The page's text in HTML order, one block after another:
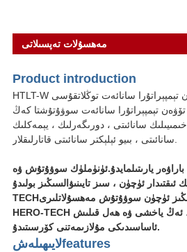
مەھسۇلات تەپسىلاتى
Product introduction
HTLT-W سۇ سوۋۇتۇلغان تۆۋەن تېمپېراتۇرا سانائەت توڭلاتقۇسى
تۆۋەن تېمپېراتۇرا سانائەت سوۋۇتۇشتا كەڭ
سانائىتى ، دورىگەرلىك ، يېمەكلىك
سانائىتى ، بىيو ئېلېكتر سانائىتى قاتارلىقلار.
يارىتىلمايدۇ.ئۈنۈملۈك سوۋۇتۇش ۋە
ئىقتىدار ئۈچۈن ، سىز تايىنىۋالسىڭىز بولىدۇ
TECH
HERO-TECH ھەمىشە لاياقەتلىك ، ئەڭ ياخشى ۋە ھەل قىلىش
ئاساسىدىكى مۇلازىمەتنى كۆرسىتىدۇ.
لايىھىلەشfeatures